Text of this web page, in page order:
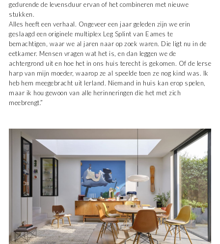
gedurende de levensduur ervan of het combineren met nieuwe
stukken.
Alles heeft een verhaal. Ongeveer een jaar geleden zijn we erin
geslaagd een originele multiplex Leg Splint van Eames te
bemachtigen, waar we al jaren naar op zoek waren. Die ligt nu in de
eetkamer. Mensen vragen wat het is, en dan leggen we de
achtergrond uit en hoe het in ons huis terecht is gekomen. Of de Ierse
harp van mijn moeder, waarop ze al speelde toen ze nog kind was. Ik
heb hem meegebracht uit Ierland. Niemand in huis kan erop spelen,
maar ik hou gewoon van alle herinneringen die het met zich
meebrengt.”